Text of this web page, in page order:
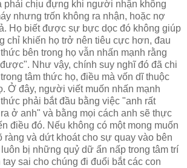
phải chịu đựng khi người nhận không
nhưng trốn không ra nhận, hoặc nợ
Họ biết được sự bực dọc đó không giúp
chỉ khiến họ trở nên tiêu cực hơn, đau
bên trong họ vẫn nhấn mạnh rằng
Như vậy, chính suy nghĩ đó đã chi
tâm thức họ, điều mà vốn dĩ thuộc
Ở đây, người viết muốn nhấn mạnh
phải bắt đầu bằng việc "anh rất
ở anh" và bằng mọi cách anh sẽ thực
điều đó. Nếu không có một mong muốn
ràng và dứt khoát cho sự quay vào bên
bị những quỷ dữ ẩn nấp trong tâm trí
sai cho chúng đi đuổi bắt các con